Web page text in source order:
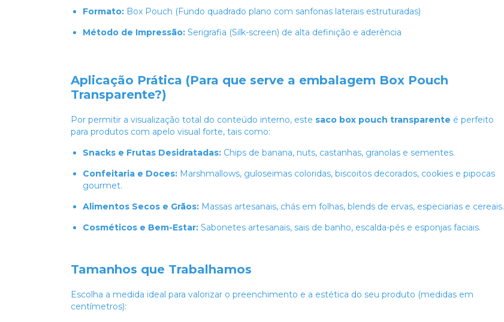
Formato: Box Pouch (Fundo quadrado plano com sanfonas laterais estruturadas)
Método de Impressão: Serigrafia (Silk-screen) de alta definição e aderência
Aplicação Prática (Para que serve a embalagem Box Pouch
Transparente?)
Por permitir a visualização total do conteúdo interno, este saco box pouch transparente é perfeito
para produtos com apelo visual forte, tais como:
Snacks e Frutas Desidratadas: Chips de banana, nuts, castanhas, granolas e sementes.
Confeitaria e Doces: Marshmallows, guloseimas coloridas, biscoitos decorados, cookies e pipocas
gourmet.
Alimentos Secos e Grãos: Massas artesanais, chás em folhas, blends de ervas, especiarias e cereais.
Cosméticos e Bem-Estar: Sabonetes artesanais, sais de banho, escalda-pés e esponjas faciais.
Tamanhos que Trabalhamos
Escolha a medida ideal para valorizar o preenchimento e a estética do seu produto (medidas em
centímetros):